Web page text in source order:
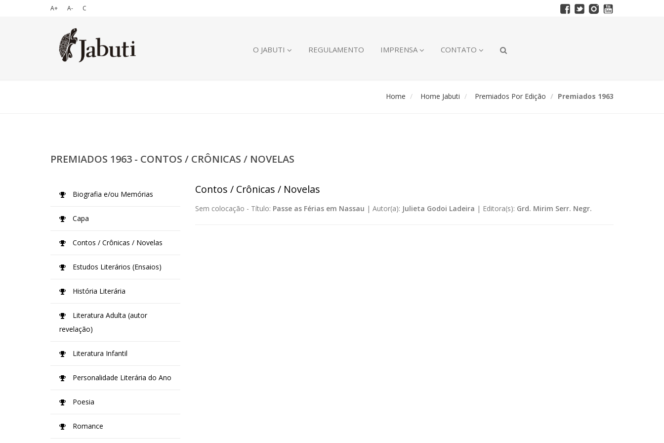
A+ A- C
O JABUTI REGULAMENTO IMPRENSA CONTATO
Home Home Jabuti Premiados Por Edição Premiados 1963
PREMIADOS 1963 - CONTOS / CRÔNICAS / NOVELAS
Contos / Crônicas / Novelas
Sem colocação - Título: Passe as Férias em Nassau | Autor(a): Julieta Godoi Ladeira | Editora(s): Grd. Mirim Serr. Negr.
Biografia e/ou Memórias
Capa
Contos / Crônicas / Novelas
Estudos Literários (Ensaios)
História Literária
Literatura Adulta (autor
revelação)
Literatura Infantil
Personalidade Literária do Ano
Poesia
Romance